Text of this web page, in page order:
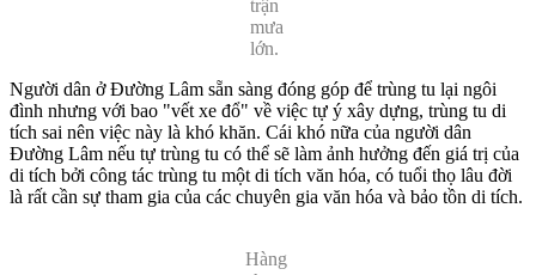
trận
mưa
lớn.
Người dân ở Đường Lâm sẵn sàng đóng góp để trùng tu lại ngôi
đình nhưng với bao "vết xe đổ" về việc tự ý xây dựng, trùng tu di
tích sai nên việc này là khó khăn. Cái khó nữa của người dân
Đường Lâm nếu tự trùng tu có thể sẽ làm ảnh hưởng đến giá trị của
di tích bởi công tác trùng tu một di tích văn hóa, có tuổi thọ lâu đời
là rất cần sự tham gia của các chuyên gia văn hóa và bảo tồn di tích.
Hàng